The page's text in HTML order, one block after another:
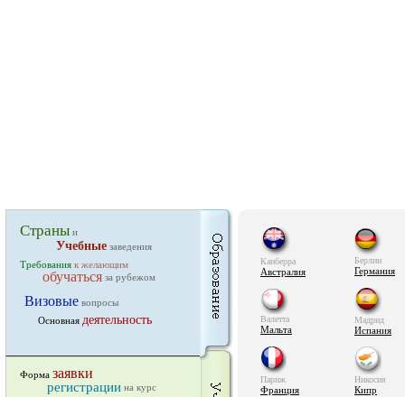
Страны и
Учебные заведения
Требования к желающим
обучаться за рубежом
Визовые вопросы
Основная деятельность
Форма заявки
регистрации на курс
Канберра
Австралия
Берлин
Германия
Валетта
Мальта
Мадрид
Испания
Париж
Франция
Никосия
Кипр